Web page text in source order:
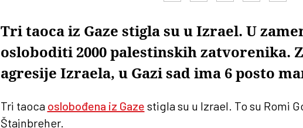
Tri taoca iz Gaze stigla su u Izrael. U
osloboditi 2000 palestinskih zatvorenika.
agresije Izraela, u Gazi sad ima 6 posto
Tri taoca oslobođena iz Gaze stigla su u Izrael. To su Romi
Štajnbreher.